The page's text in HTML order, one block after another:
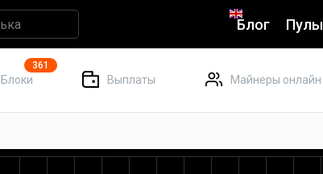
Блог Пулы
Блоки
361
Выплаты Майнеры онлайн